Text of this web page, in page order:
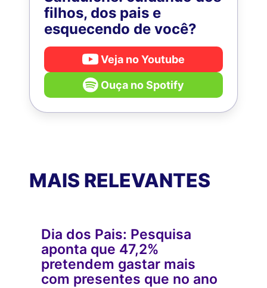
filhos, dos pais e
esquecendo de você?
Veja no Youtube
Ouça no Spotify
MAIS RELEVANTES
Dia dos Pais: Pesquisa
aponta que 47,2%
pretendem gastar mais
com presentes que no ano